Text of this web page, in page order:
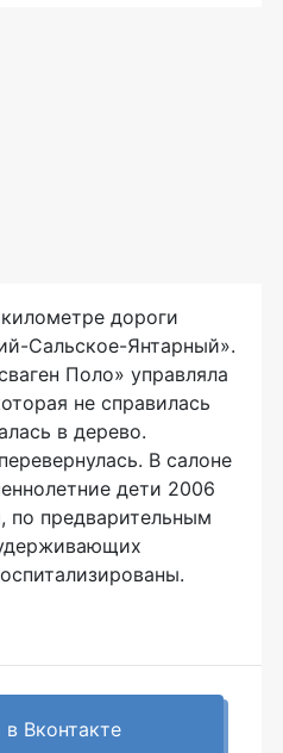
дороги
Сальское-Янтарный».
Поло» управляла
не справилась
в дерево.
В салоне
дети 2006
по предварительным
в Вконтакте